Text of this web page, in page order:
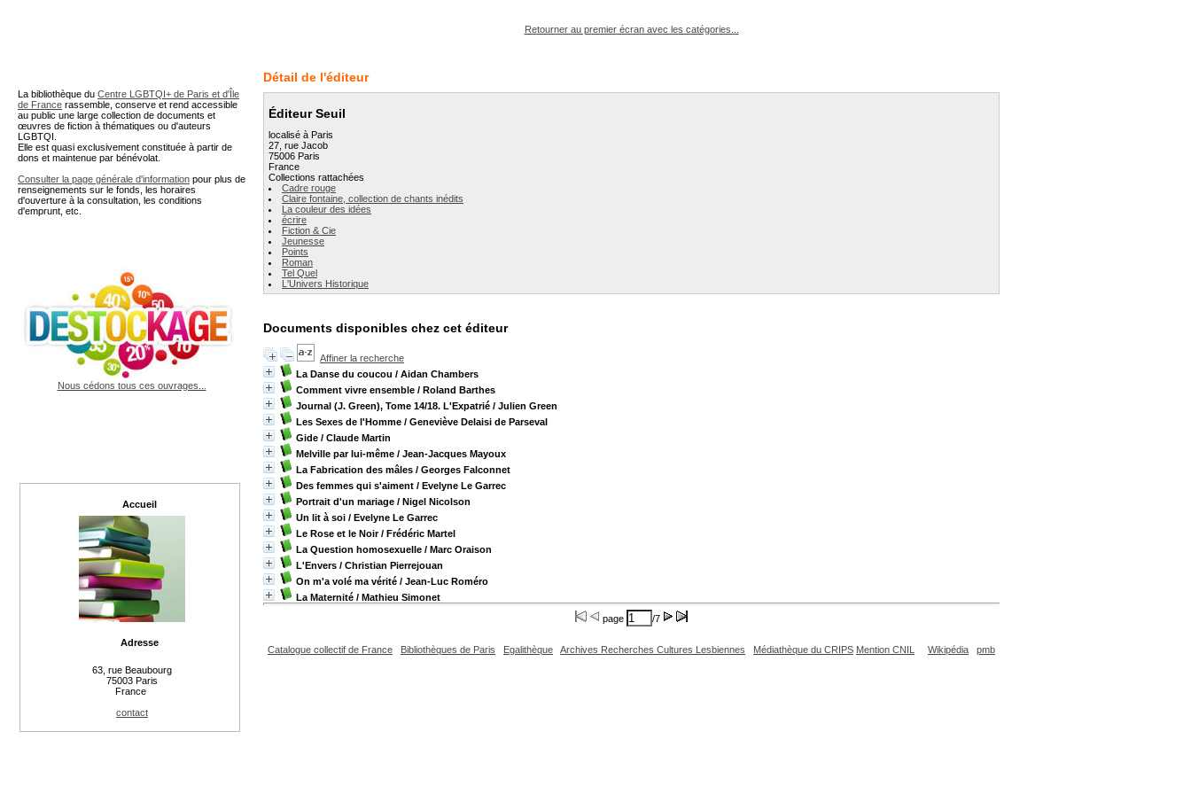
Retourner au premier écran avec les catégories...
Détail de l'éditeur
Éditeur Seuil
localisé à Paris
27, rue Jacob
75006 Paris
France
Collections rattachées
Cadre rouge
Claire fontaine, collection de chants inédits
La couleur des idées
écrire
Fiction & Cie
Jeunesse
Points
Roman
Tel Quel
L'Univers Historique
Documents disponibles chez cet éditeur
Affiner la recherche
La Danse du coucou / Aidan Chambers
Comment vivre ensemble / Roland Barthes
Journal (J. Green), Tome 14/18. L'Expatrié / Julien Green
Les Sexes de l'Homme / Geneviève Delaisi de Parseval
Gide / Claude Martin
Melville par lui-même / Jean-Jacques Mayoux
La Fabrication des mâles / Georges Falconnet
Des femmes qui s'aiment / Evelyne Le Garrec
Portrait d'un mariage / Nigel Nicolson
Un lit à soi / Evelyne Le Garrec
Le Rose et le Noir/ Frédéric Martel
La Question homosexuelle / Marc Oraison
L'Envers / Christian Pierrejouan
On m'a volé ma vérité / Jean-Luc Roméro
La Maternité / Mathieu Simonet
page
/7
Catalogue collectif de France Bibliothèques de Paris Egalithèque Archives Recherches Cultures Lesbiennes Médiathèque du CRIPS Mention CNIL Wikipédia pmb
La bibliothèque du Centre LGBTQI+ de Paris et d'Île
de France rassemble, conserve et rend accessible
au public une large collection de documents et
œuvres de fiction à thématiques ou d'auteurs
LGBTQI.
Elle est quasi exclusivement constituée à partir de
dons et maintenue par bénévolat.
Consulter la page générale d'information pour plus de
renseignements sur le fonds, les horaires
d'ouverture à la consultation, les conditions
d'emprunt, etc.
Nous cédons tous ces ouvrages...
Accueil
Adresse
63, rue Beaubourg
75003 Paris
France
contact